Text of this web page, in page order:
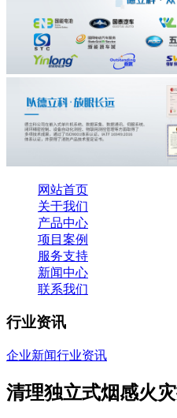
网站首页
关于我们
产品中心
项目案例
服务支持
新闻中心
联系我们
行业资讯
企业新闻行业资讯
清理独立式烟感火